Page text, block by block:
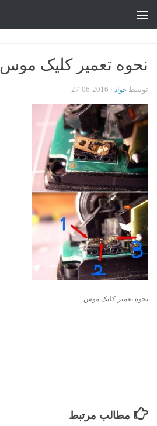
نحوه تعمیر کلیک موس
توسط جواد ·
2016-06-27
نحوه تعمیر کلیک موس
مطالب مرتبط